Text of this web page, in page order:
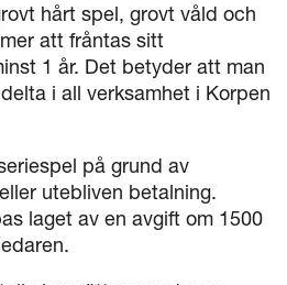
hårt spel, grovt våld och
att fråntas sitt
1 år. Det betyder att man
i all verksamhet i Korpen
på grund av
utebliven betalning.
laget av en avgift om 1500